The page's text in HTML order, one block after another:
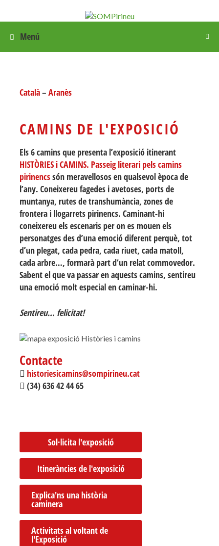
Menú
Català– Aranès
CAMINS DE L'EXPOSICIÓ
Els 6 camins que presenta l’exposició itinerant
HISTÒRIES i CAMINS. Passeig literari pels camins
pirinencssón meravellosos en qualsevol època de
l’any. Coneixereu fagedes i avetoses, ports de
muntanya, rutes de transhumància, zones de
frontera i llogarrets pirinencs. Caminant-hi
coneixereu els escenaris per on es mouen els
personatges des d’una emoció diferent perquè, tot
d’un plegat, cada pedra, cada riuet, cada matoll,
cada arbre…, formarà part d’un relat commovedor.
Sabent el que va passar en aquests camins, sentireu
una emoció molt especial en caminar-hi.
Sentireu… felicitat!
Contacte
historiesicamins@sompirineu.cat
(34) 636 42 44 65
Sol·licita l'exposició
Itineràncies de l'exposició
Explica'ns una història
caminera
Activitats al voltant de
l'Exposició